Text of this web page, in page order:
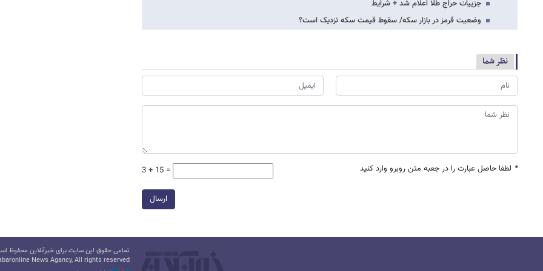
جزییات حراج طلا اعلام شد + شرایط
وضعیت قرمز در بازار سکه/ سقوط قیمت سکه نزدیک است؟
نظر شما
* لطفا حاصل عبارت را در جعبه متن روبرو وارد کنید 3 + 15 =
ارسال
تمامی حقوق این سایت برای خبرآنلاین محفوظ
News Agancy, All rights reserved